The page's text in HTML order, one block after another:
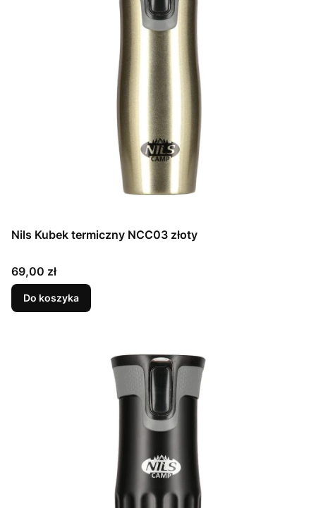
Nils Kubek termiczny NCC03 złoty
Cena
69,00 zł
Do koszyka